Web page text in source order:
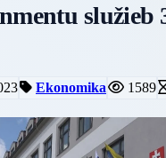
služieb
Ekonomika 1589